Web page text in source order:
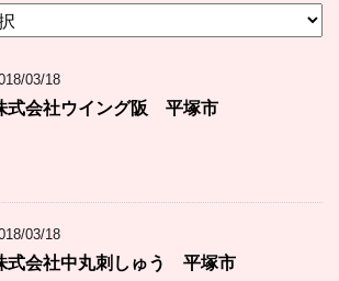
03/18
式会社ウイング阪 平塚市
03/18
式会社中丸刺しゅう 平塚市